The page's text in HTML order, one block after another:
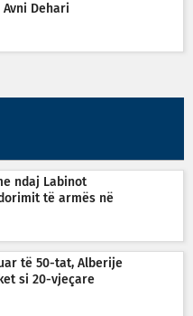
Dehari
ndaj Labinot
të armës në
të 50-tat, Alberije
si 20-vjeçare